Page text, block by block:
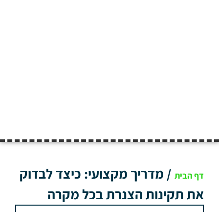
דף הבית / מדריך מקצועי: כיצד לבדוק
את תקינות הצנרת בכל מקרה